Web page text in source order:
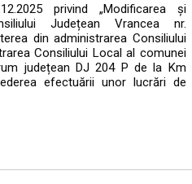
privind „Modificarea și
Județean Vrancea nr.
din administrarea Consiliului
Consiliului Local al comunei
județean DJ 204 P de la Km
efectuării unor lucrări de